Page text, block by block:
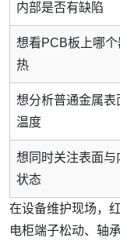
内部是否有缺陷
想看PCB板上哪个
热
想分析普通金属表
温度
想同时关注表面与
状态
在设备维护现场，
电柜端子松动、轴